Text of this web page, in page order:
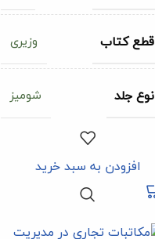
قطع کتاب وزیری
نوع جلد شومیز
افزودن به سبد خرید